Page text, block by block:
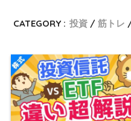
CATEGORY : 投資 筋トレ